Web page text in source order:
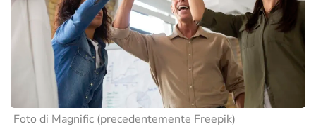
Foto di Magnific (precedentemente Freepik)